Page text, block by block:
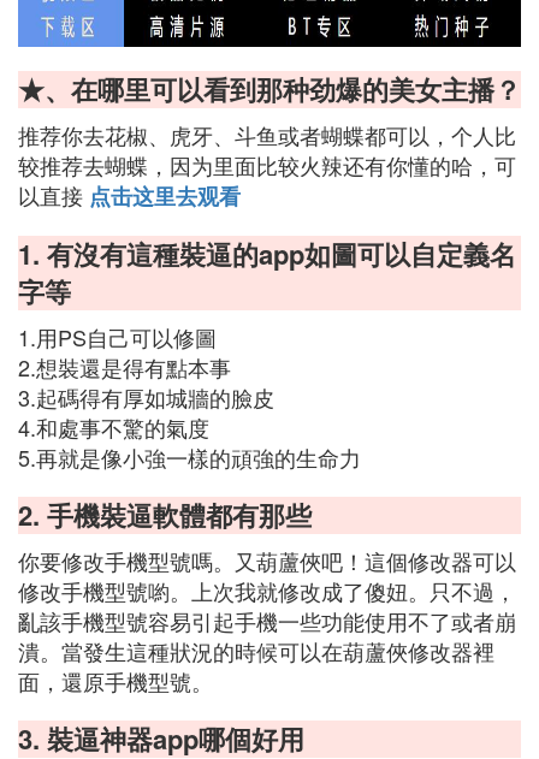
★、在哪里可以看到那种劲爆的美女主播？
推荐你去花椒、虎牙、斗鱼或者蝴蝶都可以，个人比
较推荐去蝴蝶，因为里面比较火辣还有你懂的哈，可
以直接 点击这里去观看
1. 有沒有這種裝逼的app如圖可以自定義名
字等
1.用PS自己可以修圖
2.想裝還是得有點本事
3.起碼得有厚如城牆的臉皮
4.和處事不驚的氣度
5.再就是像小強一樣的頑強的生命力
2. 手機裝逼軟體都有那些
你要修改手機型號嗎。又葫蘆俠吧！這個修改器可以
修改手機型號喲。上次我就修改成了傻妞。只不過，
亂該手機型號容易引起手機一些功能使用不了或者崩
潰。當發生這種狀況的時候可以在葫蘆俠修改器裡
面，還原手機型號。
3. 裝逼神器app哪個好用